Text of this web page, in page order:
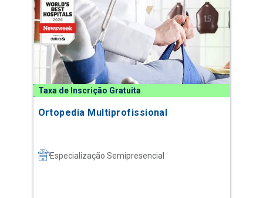
Taxa de Inscrição Gratuita
Ortopedia Multiprofissional
Especialização Semipresencial